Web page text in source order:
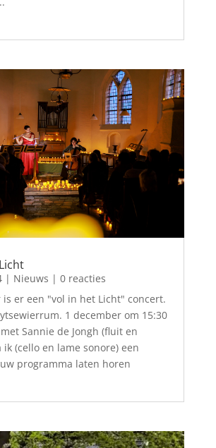
| Nieuws | 0 reacties
is er een "vol in het Licht" concert.
1 december om 15:30
Sannie de Jongh (fluit en
ik (cello en lame sonore) een
programma laten horen